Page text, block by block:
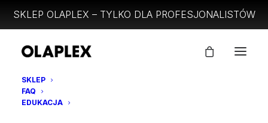
SKLEP OLAPLEX – TYLKO DLA PROFESJONALISTÓW
SKLEP
FAQ
EDUKACJA